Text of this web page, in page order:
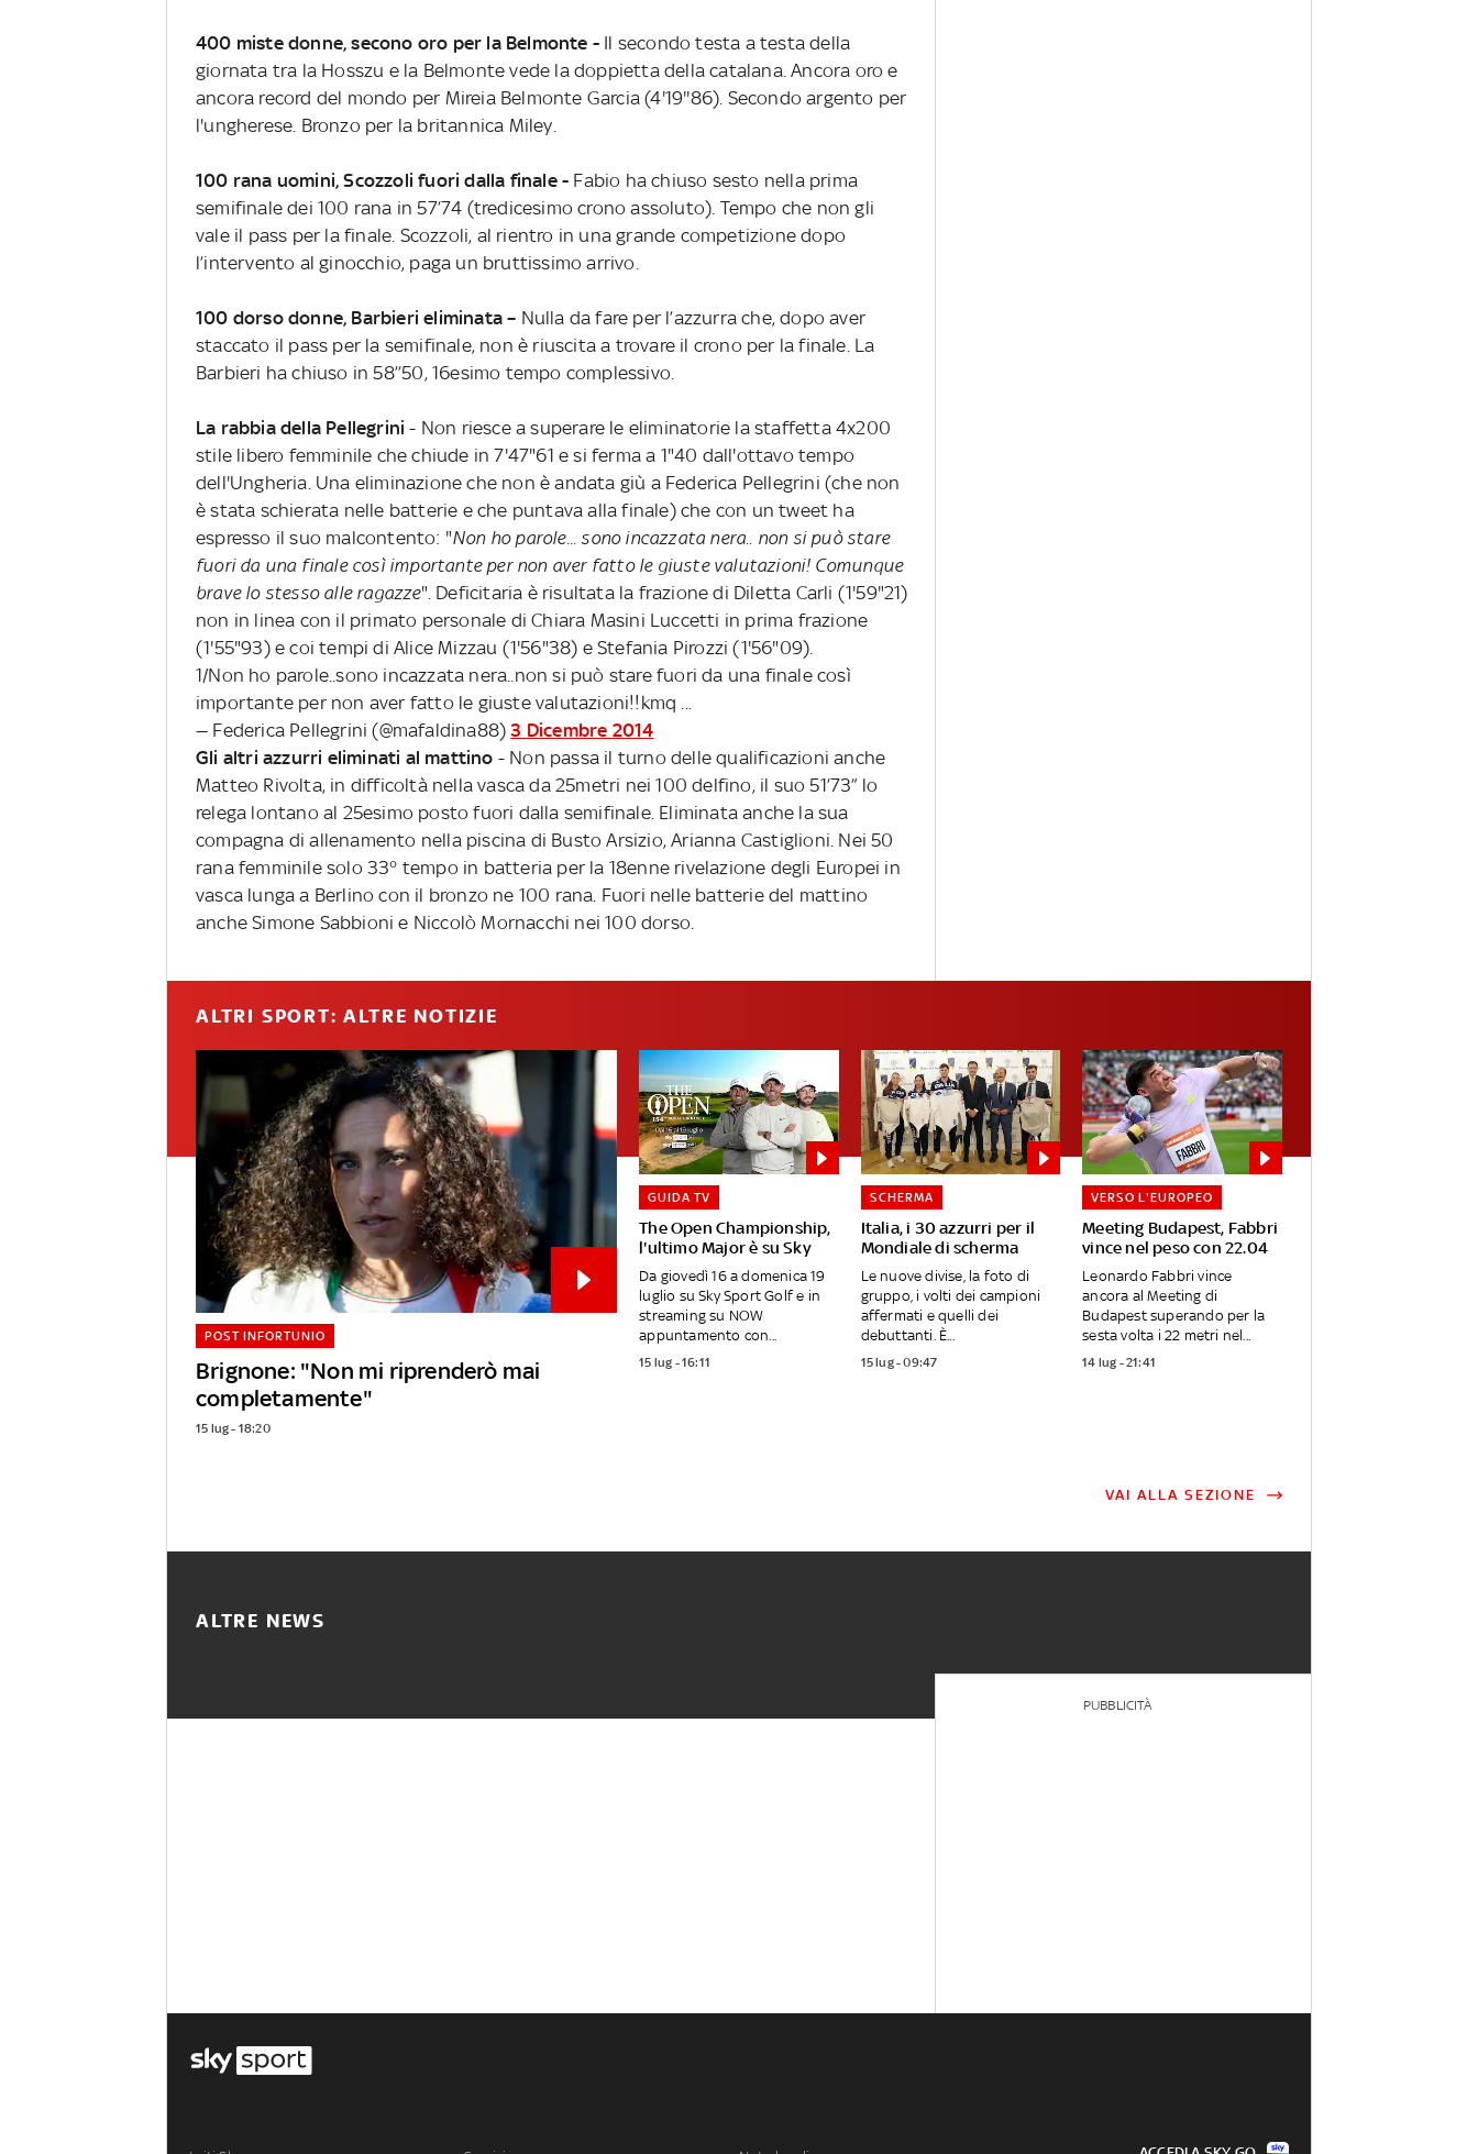
400 miste donne, secono oro per la Belmonte - Il secondo testa a testa della
giornata tra la Hosszu e la Belmonte vede la doppietta della catalana. Ancora oro e
ancora record del mondo per Mireia Belmonte Garcia (4'19''86). Secondo argento per
l'ungherese. Bronzo per la britannica Miley.
100 rana uomini, Scozzoli fuori dalla finale - Fabio ha chiuso sesto nella prima
semifinale dei 100 rana in 57’74 (tredicesimo crono assoluto). Tempo che non gli
vale il pass per la finale. Scozzoli, al rientro in una grande competizione dopo
l’intervento al ginocchio, paga un bruttissimo arrivo.
100 dorso donne, Barbieri eliminata – Nulla da fare per l’azzurra che, dopo aver
staccato il pass per la semifinale, non è riuscita a trovare il crono per la finale. La
Barbieri ha chiuso in 58’’50, 16esimo tempo complessivo.
La rabbia della Pellegrini- Non riesce a superare le eliminatorie la staffetta 4x200
stile libero femminile che chiude in 7'47"61 e si ferma a 1"40 dall'ottavo tempo
dell'Ungheria. Una eliminazione che non è andata giù a Federica Pellegrini (che non
è stata schierata nelle batterie e che puntava alla finale) che con un tweet ha
espresso il suo malcontento: "Non ho parole... sono incazzata nera.. non si può stare
fuori da una finale così importante per non aver fatto le giuste valutazioni! Comunque
brave lo stesso alle ragazze". Deficitaria è risultata la frazione di Diletta Carli (1'59"21)
non in linea con il primato personale di Chiara Masini Luccetti in prima frazione
(1'55"93) e coi tempi di Alice Mizzau (1'56"38) e Stefania Pirozzi (1'56"09).
1/Non ho parole..sono incazzata nera..non si può stare fuori da una finale così
importante per non aver fatto le giuste valutazioni!!kmq ...
— Federica Pellegrini (@mafaldina88)3 Dicembre 2014
Gli altri azzurri eliminati al mattino - Non passa il turno delle qualificazioni anche
Matteo Rivolta, in difficoltà nella vasca da 25metri nei 100 delfino, il suo 51’73” lo
relega lontano al 25esimo posto fuori dalla semifinale. Eliminata anche la sua
compagna di allenamento nella piscina di Busto Arsizio, Arianna Castiglioni. Nei 50
rana femminile solo 33° tempo in batteria per la 18enne rivelazione degli Europei in
vasca lunga a Berlino con il bronzo ne 100 rana. Fuori nelle batterie del mattino
anche Simone Sabbioni e Niccolò Mornacchi nei 100 dorso.
ALTRI SPORT: ALTRE NOTIZIE
Brignone: "Non mi riprenderò mai
completamente"
POST INFORTUNIO
15 lug - 18:20
The Open Championship,
l'ultimo Major è su Sky
GUIDA TV
Da giovedì 16 a domenica 19
luglio su Sky Sport Golf e in
streaming su NOW
appuntamento con...
15 lug - 16:11
Italia, i 30 azzurri per il
Mondiale di scherma
SCHERMA
Le nuove divise, la foto di
gruppo, i volti dei campioni
affermati e quelli dei
debuttanti. È...
15 lug - 09:47
Meeting Budapest, Fabbri
vince nel peso con 22.04
VERSO L'EUROPEO
Leonardo Fabbri vince
ancora al Meeting di
Budapest superando per la
sesta volta i 22 metri nel...
14 lug - 21:41
VAI ALLA SEZIONE
ALTRE NEWS
PUBBLICITÀ